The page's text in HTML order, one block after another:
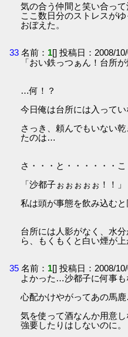
気の合う仲間と笑い合って
ここ数日分のストレスが
おぼえた。
33 名前： 1[] 投稿日：2008/
「おい鉄っつぁん！台所
…何！？
今日俺は台所には入ってい
さっき、頼んでもいない
たのは…
さ・・・と・・・・・・
「沙都子ぉぉぉぉぉ！！」
私は頭が事態を飲み込む
台所には人影がなく、水
ら、もくもくと白い煙が上
35 名前： 1[] 投稿日：2008/
よかった…沙都子に何事
心配かけやがってあの馬
気を使って酒なんか用意
強要したりはしないのに。